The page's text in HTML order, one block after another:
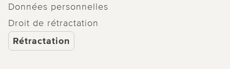
Données personnelles
Droit de rétractation
Rétractation